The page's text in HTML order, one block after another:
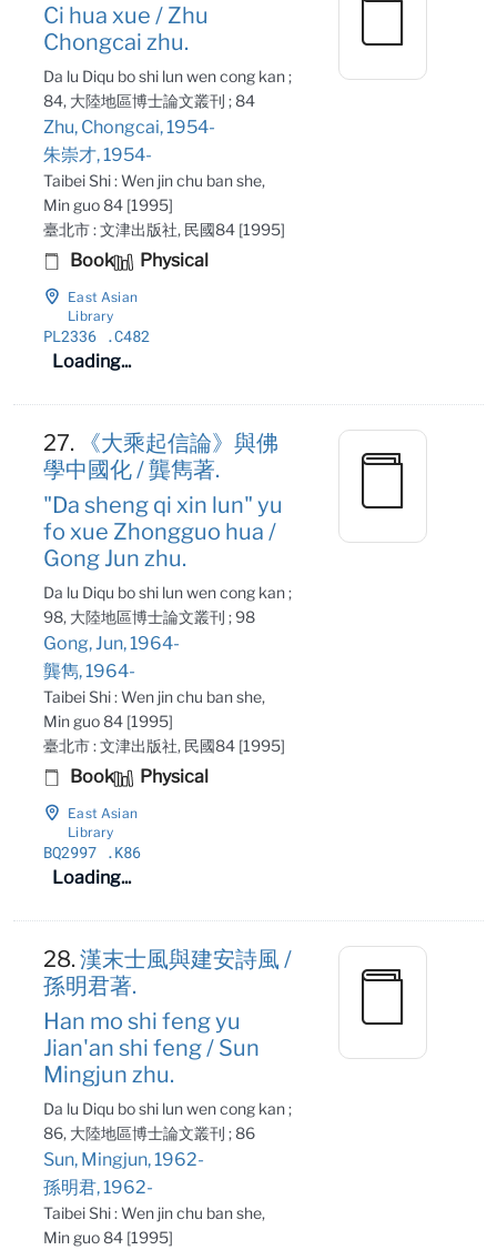
Ci hua xue / Zhu
Chongcai zhu.
Da lu Diqu bo shi lun wen cong kan ;
84, 大陸地區博士論文叢刊 ; 84
Zhu, Chongcai, 1954-
朱崇才, 1954-
Taibei Shi : Wen jin chu ban she,
Min guo 84 [1995]
臺北市 : 文津出版社, 民國84 [1995]
Book Physical
East Asian
Library
PL2336 .C482
Loading...
27.
《大乘起信論》與佛
學中國化 / 龔雋著.
"Da sheng qi xin lun" yu
fo xue Zhongguo hua /
Gong Jun zhu.
Da lu Diqu bo shi lun wen cong kan ;
98, 大陸地區博士論文叢刊 ; 98
Gong, Jun, 1964-
龔雋, 1964-
Taibei Shi : Wen jin chu ban she,
Min guo 84 [1995]
臺北市 : 文津出版社, 民國84 [1995]
Book Physical
East Asian
Library
BQ2997 .K86
Loading...
28.漢末士風與建安詩風 /
孫明君著.
Han mo shi feng yu
Jian'an shi feng / Sun
Mingjun zhu.
Da lu Diqu bo shi lun wen cong kan ;
86, 大陸地區博士論文叢刊 ; 86
Sun, Mingjun, 1962-
孫明君, 1962-
Taibei Shi : Wen jin chu ban she,
Min guo 84 [1995]